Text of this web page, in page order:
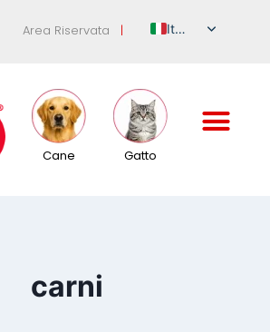
Area Riservata |
Italian
French
Cane Gatto
carni